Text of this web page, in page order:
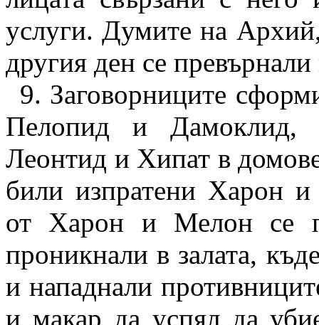
услуги. Думите на
другия ден се
9. Заговорниците
Пелопид и Дамоклид,
Леонтид и Хипат в
били изпратени Харон
от Харон и Мелон се
проникнали в залата,
и нападнали
и макар да успял да